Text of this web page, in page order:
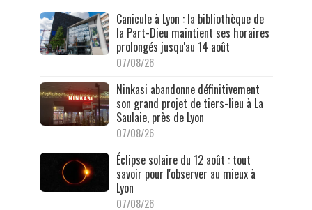
Canicule à Lyon : la bibliothèque de
la Part-Dieu maintient ses horaires
prolongés jusqu'au 14 août
07/08/26
Ninkasi abandonne définitivement
son grand projet de tiers-lieu à La
Saulaie, près de Lyon
07/08/26
Éclipse solaire du 12 août : tout
savoir pour l'observer au mieux à
Lyon
07/08/26